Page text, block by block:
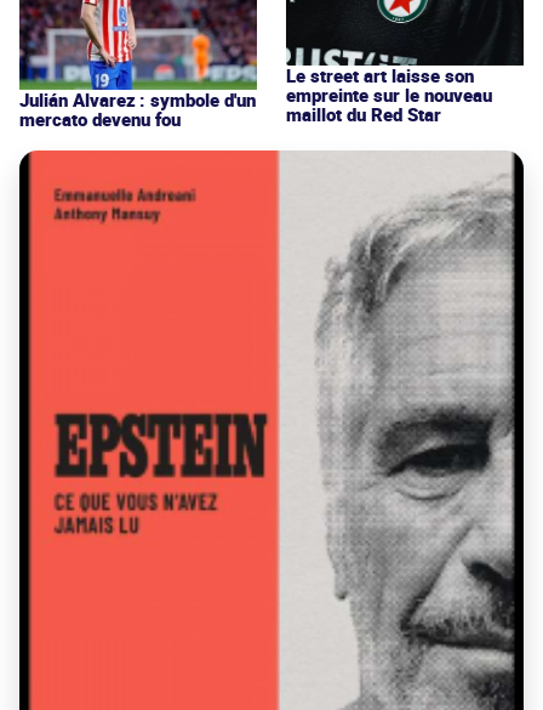
Julián Alvarez : symbole d'un
mercato devenu fou
Le street art laisse son
empreinte sur le nouveau
maillot du Red Star